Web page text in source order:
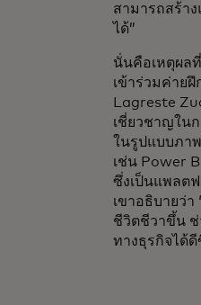
สามารถสร้า
ได้”
นั่นคือเหตุผล
เข้าร่วมค่าย
Lagreste
เชี่ยวชาญใน
ในรูปแบบภา
เช่น Power
ซึ่งเป็นแพลต
เขาอธิบายว่า
ชีวิตชีวาขึ้น
ทางธุรกิจได้ดี